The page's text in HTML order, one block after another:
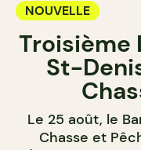
NOUVELLE
Troisième
St-
Le 25 août, le
Chasse et